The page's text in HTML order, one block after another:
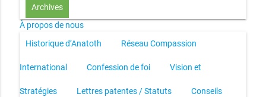
Archives
À propos de nous
Historique d’Anatoth
Réseau Compassion
International Confession de foi Vision et
Stratégies Lettres patentes / Statuts Conseils